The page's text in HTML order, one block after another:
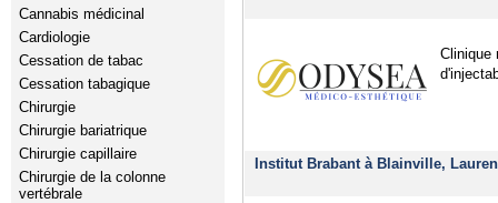
Cannabis médicinal
Cardiologie
Cessation de tabac
Cessation tabagique
Chirurgie
Chirurgie bariatrique
Chirurgie capillaire
Chirurgie de la colonne
vertébrale
Clinique
Institut Brabant à Blainville,